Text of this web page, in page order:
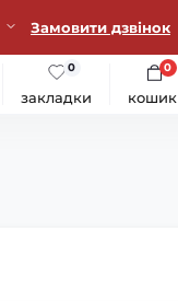
Замовити дзвінок
закладки
0
кошик
0